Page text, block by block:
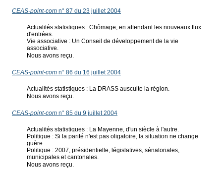
CEAS-point-comn° 87 du 23 juillet 2004
Actualités statistiques : Chômage, en attendant les nouveaux flux
d'entrées.
Vie associative : Un Conseil de développement de la vie
associative.
Nous avons reçu.
CEAS-point-comn° 86 du 16 juillet 2004
Actualités statistiques : La DRASS ausculte la région.
Nous avons reçu.
CEAS-point-comn° 85 du 9 juillet 2004
Actualités statistiques : La Mayenne, d'un siècle à l'autre.
Politique : Si la parité n'est pas oligatoire, la situation ne change
guère.
Politique : 2007, présidentielle, législatives, sénatoriales,
municipales et cantonales.
Nous avons reçu.